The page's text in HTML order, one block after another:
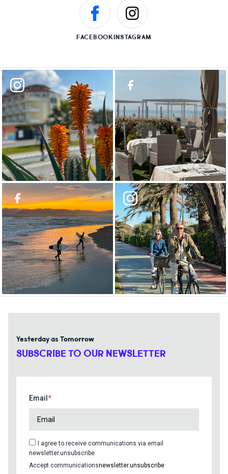
FACEBOOKINSTAGRAM
Yesterday as Tomorrow
SUBSCRIBE TO OUR NEWSLETTER
Email
I agree to receive communications via email
newsletter.unsubscribe
Accept communicationsnewsletter.unsubscribe